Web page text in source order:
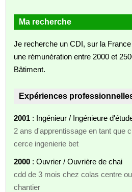
Ma recherche
Je recherche un CDI, sur la
une rémunération entre 2000 et
Bâtiment.
Expériences
2001 : Ingénieur / Ingénieure
2 ans d'apprentissage en tant que
cerce ingenierie bet
2000 : Ouvrier / Ouvrière de chai
cdd de 3 mois chez colas centre
chantier